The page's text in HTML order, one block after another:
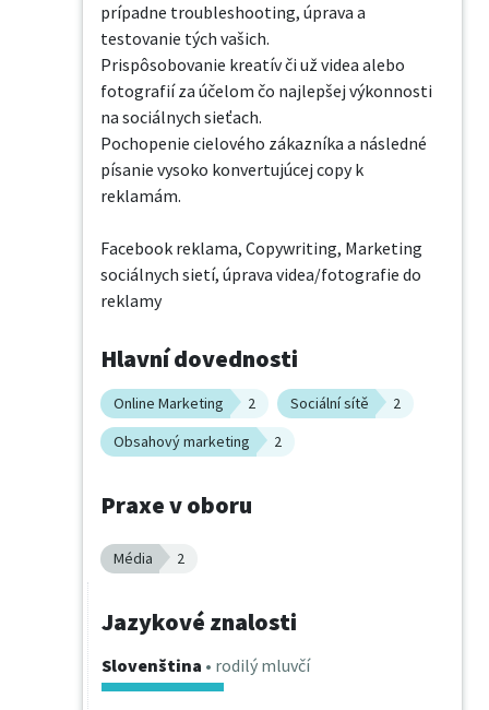
prípadne troubleshooting, úprava a
testovanie tých vašich.
Prispôsobovanie kreatív či už videa alebo
fotografií za účelom čo najlepšej výkonnosti
na sociálnych sieťach.
Pochopenie cielového zákazníka a následné
písanie vysoko konvertujúcej copy k
reklamám.
Facebook reklama, Copywriting, Marketing
sociálnych sietí, úprava videa/fotografie do
reklamy
Hlavní dovednosti
Online Marketing 2 Sociální sítě
2
Obsahový marketing
2
Praxe v oboru
Média 2
Jazykové znalosti
Slovenština • rodilý mluvčí